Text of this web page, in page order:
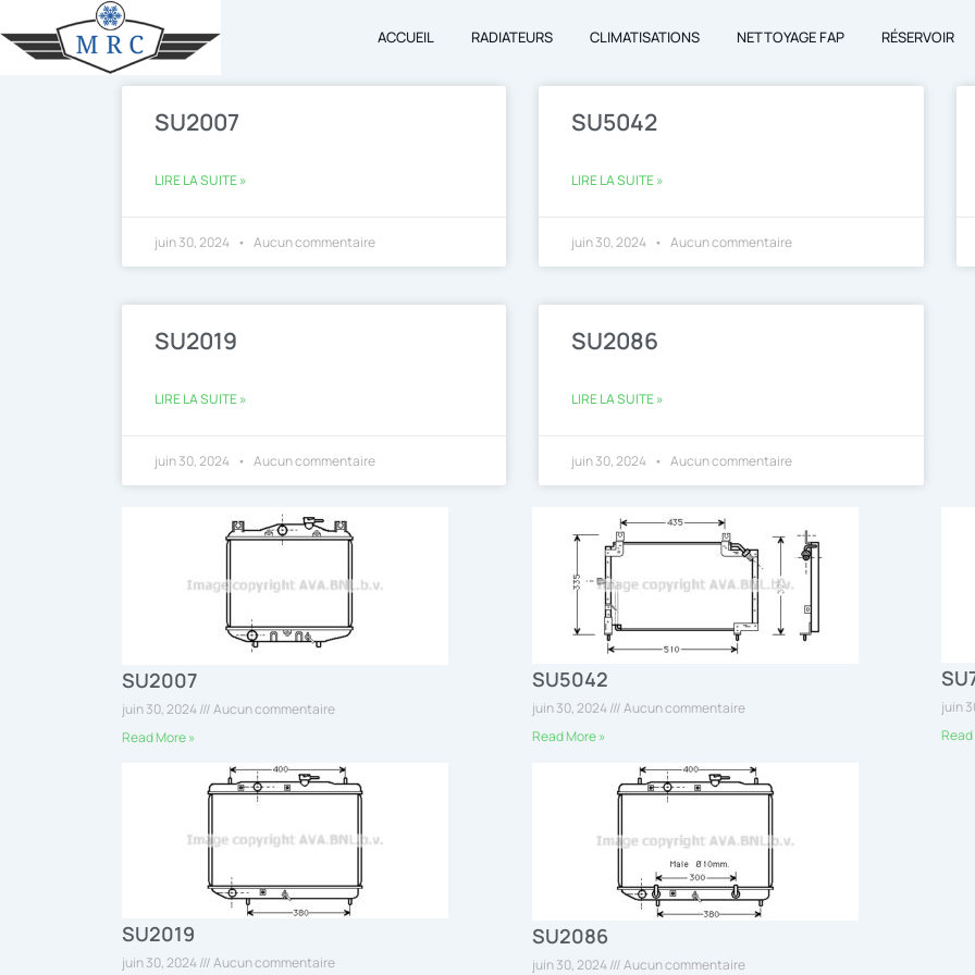
au
ACCUEIL RADIATEURS CLIMATISATIONS NETTOYAGE FAP RÉSERVOIR
SU2007
LIRE LA SUITE »
juin 30, 2024 Aucun commentaire
SU5042
LIRE LA SUITE »
juin 30, 2024 Aucun commentaire
SU2019
LIRE LA SUITE »
juin 30, 2024 Aucun commentaire
SU2086
LIRE LA SUITE »
juin 30, 2024 Aucun commentaire
SU2007
juin 30, 2024
Aucun commentaire
Read More »
SU5042
juin 30, 2024
Aucun commentaire
Read More »
juin
SU2019
juin 30, 2024 Aucun commentaire
SU2086
juin 30, 2024 Aucun commentaire